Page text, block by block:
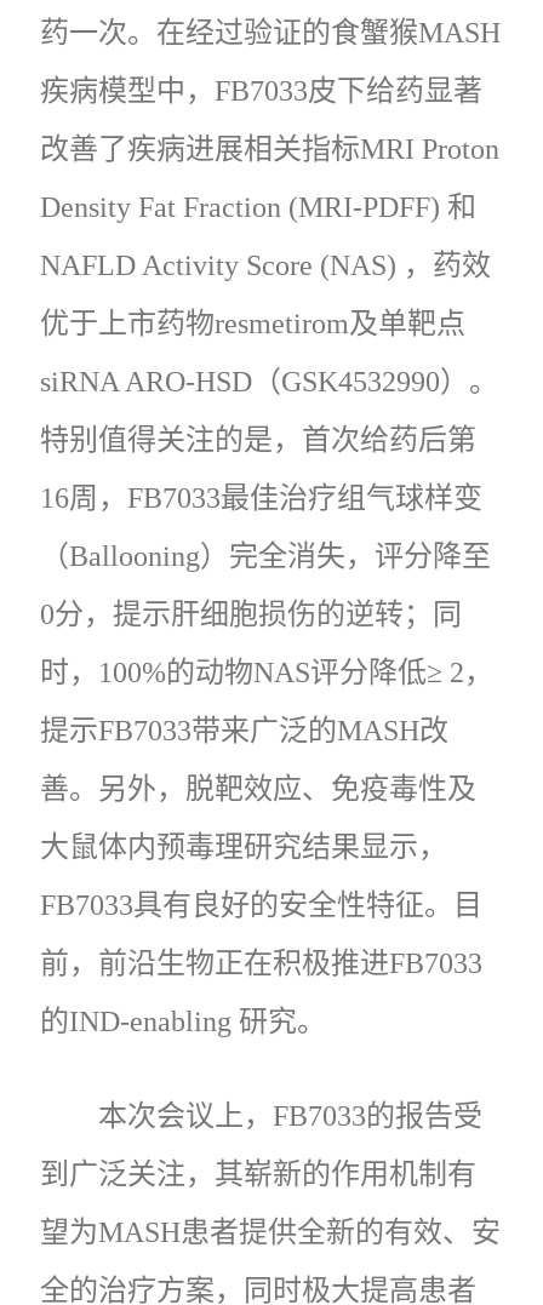
药一次。在经过验证的食蟹猴MASH
疾病模型中，FB7033皮下给药显著
改善了疾病进展相关指标MRI Proton
Density Fat Fraction (MRI-PDFF) 和
NAFLD Activity Score (NAS) ，药效
优于上市药物resmetirom及单靶点
siRNA ARO-HSD（GSK4532990）。
特别值得关注的是，首次给药后第
16周，FB7033最佳治疗组气球样变
（Ballooning）完全消失，评分降至
0分，提示肝细胞损伤的逆转；同
时，100%的动物NAS评分降低≥ 2，
提示FB7033带来广泛的MASH改
善。另外，脱靶效应、免疫毒性及
大鼠体内预毒理研究结果显示，
FB7033具有良好的安全性特征。目
前，前沿生物正在积极推进FB7033
的IND-enabling 研究。
本次会议上，FB7033的报告受
到广泛关注，其崭新的作用机制有
望为MASH患者提供全新的有效、安
全的治疗方案，同时极大提高患者